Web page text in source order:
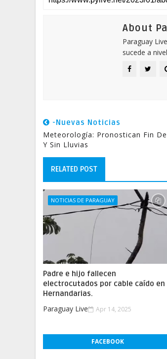
About
Paraguay
sucede a
-Nuevas Noticias
Meteorología: Pronostican Fin
Y Sin Lluvias
RELATED POST
NOTICIAS DE PARAGUAY
Padre e hijo fallecen
electrocutados por cable caído en
Hernandarias.
Paraguay Live Apr 14, 2025
FACEBOOK